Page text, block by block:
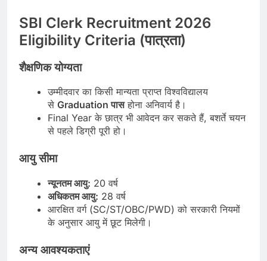
SBI Clerk Recruitment 2026
Eligibility Criteria (पात्रता)
शैक्षणिक योग्यता
उम्मीदवार का किसी मान्यता प्राप्त विश्वविद्यालय
से Graduation पासहोना अनिवार्य है।
Final Year के छात्र भी आवेदन कर सकते हैं, बशर्ते चयन
से पहले डिग्री पूरी हो।
आयु सीमा
न्यूनतम आयु: 20 वर्ष
अधिकतम आयु: 28 वर्ष
आरक्षित वर्ग (SC/ST/OBC/PWD) को सरकारी नियमों
के अनुसार आयु में छूट मिलेगी।
अन्य आवश्यकताएं